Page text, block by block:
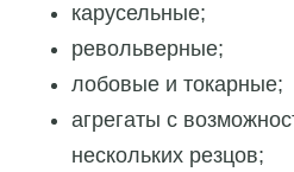
карусельные;
револьверные;
лобовые и токарные;
агрегаты с
нескольких резцов;